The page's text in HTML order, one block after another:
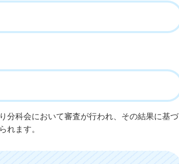
分科会において審査が行われ、その結果に基づ
れます。